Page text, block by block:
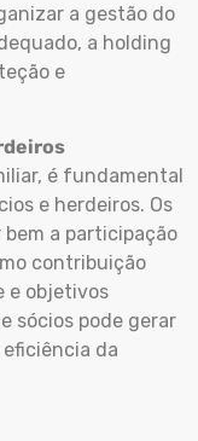
a gestão do
a holding
e
é fundamental
e herdeiros. Os
a participação
contribuição
e objetivos
sócios pode gerar
da